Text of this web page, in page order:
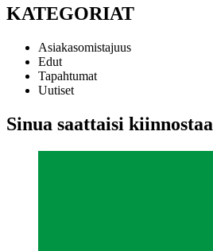
KATEGORIAT
Asiakasomistajuus
Edut
Tapahtumat
Uutiset
Sinua saattaisi kiinnostaa